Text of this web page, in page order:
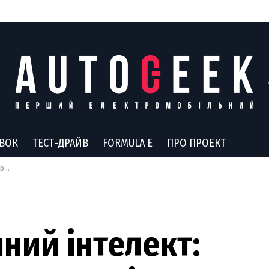
ТЕСТ-ДРАЙВ FORMULA E ПРО ПРОЕКТ
інтелект: